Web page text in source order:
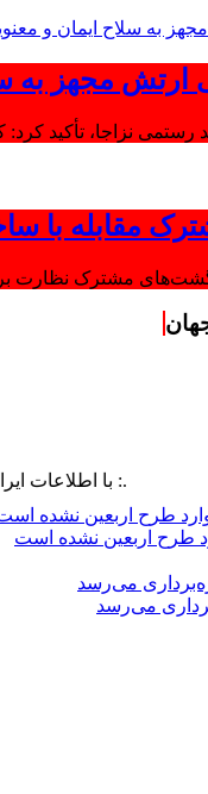
ارتش مجهز به
مقابله با
مشترک نظارت بر
.: با اطلاعات ایران،
می‌رسد